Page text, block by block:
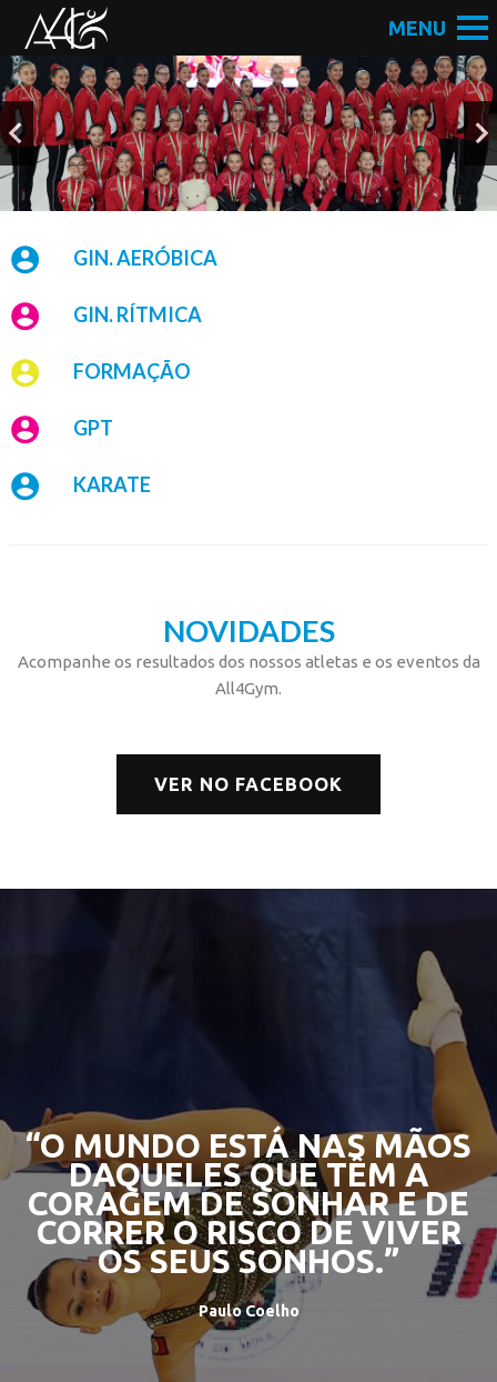
GIN. AERÓBICA
GIN. RÍTMICA
FORMAÇÃO
GPT
KARATE
NOVIDADES
Acompanhe os resultados dos nossos atletas e os eventos da
All4Gym.
VER NO FACEBOOK
“O MUNDO ESTÁ NAS MÃOS
DAQUELES QUE TÊM A
CORAGEM DE SONHAR E DE
CORRER O RISCO DE VIVER
OS SEUS SONHOS.”
Paulo Coelho